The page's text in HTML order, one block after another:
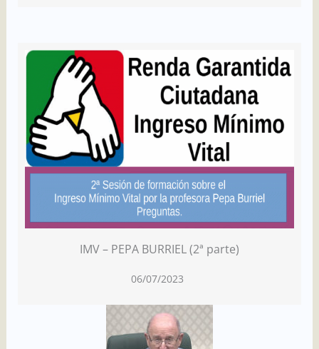
IMV – PEPA BURRIEL (2ª parte)
06/07/2023